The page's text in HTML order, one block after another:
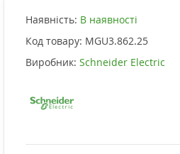
Наявність: В наявності
Код товару: MGU3.862.25
Виробник: Schneider Electric